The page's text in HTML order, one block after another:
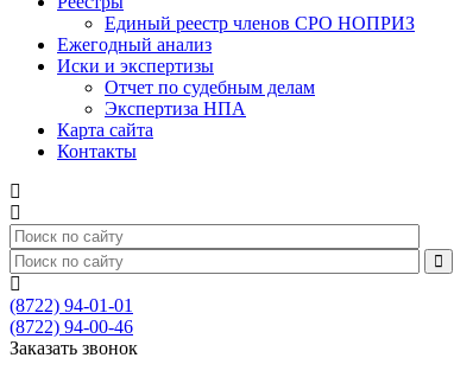
Единый реестр членов СРО НОПРИЗ
Ежегодный анализ
Иски и экспертизы
Отчет по судебным делам
Экспертиза НПА
Карта сайта
Контакты
(8722) 94-01-01
(8722) 94-00-46
Заказать звонок